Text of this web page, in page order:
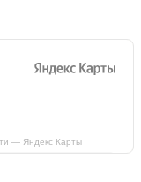
— Яндекс Карты